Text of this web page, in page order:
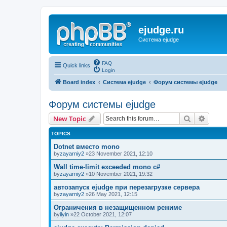
ejudge.ru
Система ejudge
Quick links
FAQ
Login
Board index Система ejudge Форум системы ejudge
Форум системы ejudge
New Topic Search
TOPICS
Dotnet вместо mono
byzayarniy2 »23 November 2021, 12:10
Wall time-limit exceeded mono c#
byzayarniy2 »10 November 2021, 19:32
автозапуск ejudge при перезагрузке сервера
byzayarniy2 »26 May 2021, 12:15
Ограничения в незащищенном режиме
byilyin »22 October 2021, 12:07